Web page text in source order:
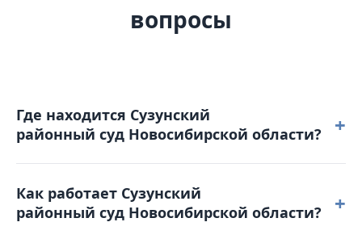
вопросы
Где находится Сузунский
районный суд Новосибирской области?
+
расположен по адресу: 633623, Новосибирская
область, рп. Сузун, ул. Остальцова, д. 25.
Как работает Сузунский
районный суд Новосибирской области?
+